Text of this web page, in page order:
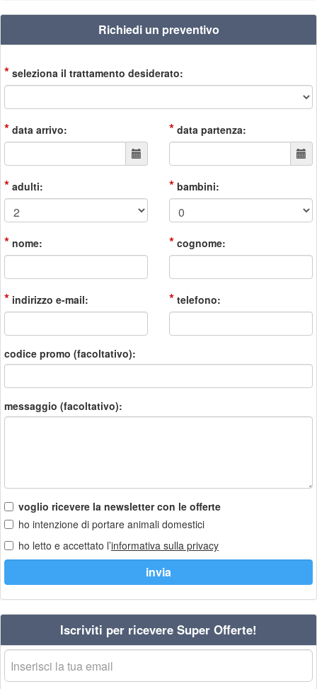
Richiedi un preventivo
* seleziona il trattamento desiderato:
* data arrivo: * data partenza:
* adulti: * bambini:
* nome: * cognome:
* indirizzo e-mail: * telefono:
codice promo (facoltativo):
messaggio (facoltativo):
voglio ricevere la newsletter con le offerte
ho intenzione di portare animali domestici
ho letto e accettato l’informativa sulla privacy
Iscriviti per ricevere Super Offerte!
La
tua
email